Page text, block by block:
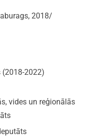
2018/
(2018-2022)
vides un reģionālās